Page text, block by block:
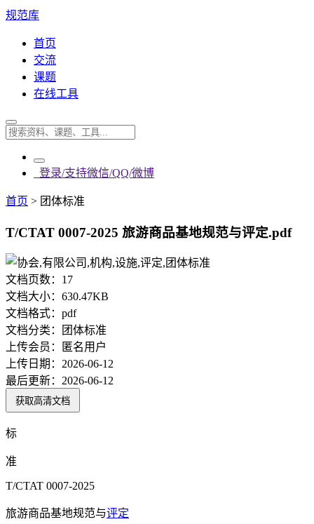
规范库
首页
交流
课题
在线工具
登录/支持微信/QQ/微博
首页 > 团体标准
T/CTAT 0007-2025 旅游商品基地规范与评定.pdf
文档页数： 17
文档大小： 630.47KB
文档格式： pdf
文档分类：
团体标准
上传会员：
匿名用户
上传日期： 2026-06-12
最后更新： 2026-06-12
获取高清文档
标
准
T/CTAT 0007-2025
旅游商品基地规范与评定